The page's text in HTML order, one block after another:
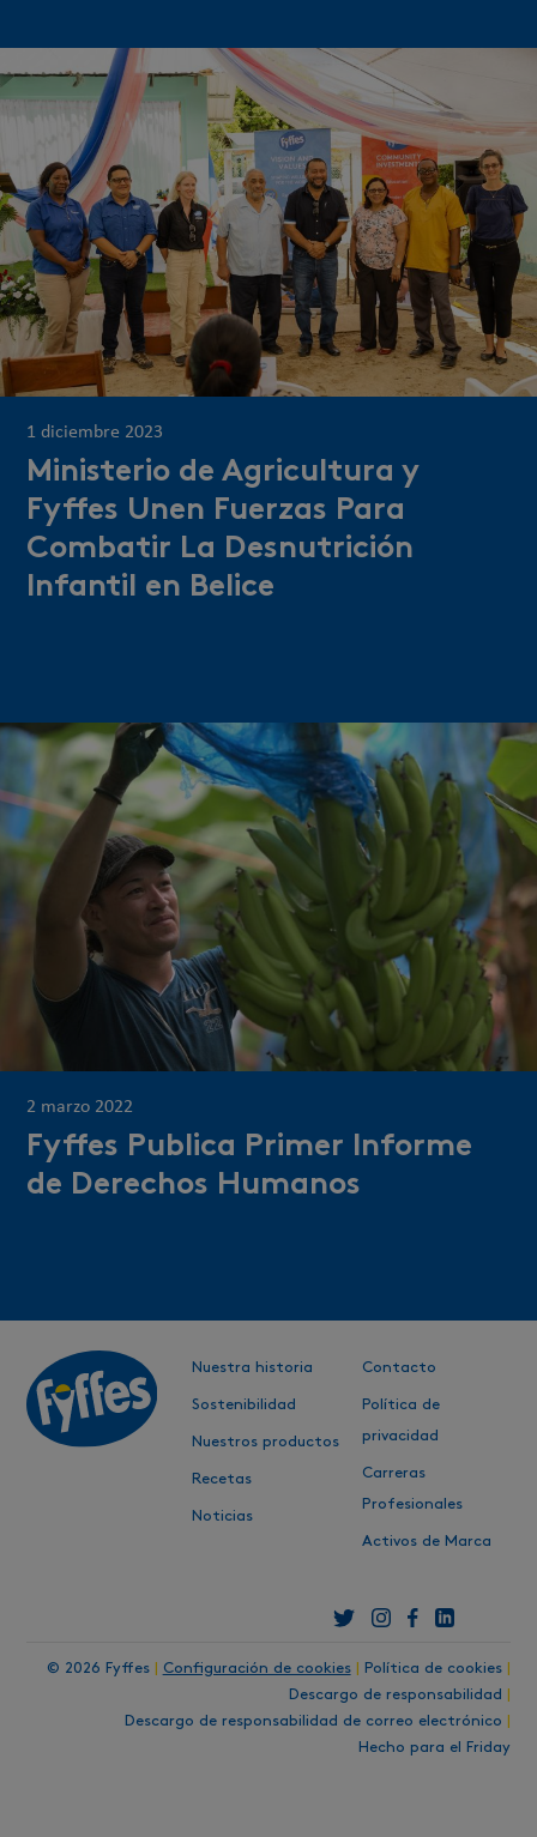
1 diciembre 2023
Ministerio de Agricultura y
Fyffes Unen Fuerzas Para
Combatir La Desnutrición
Infantil en Belice
2 marzo 2022
Fyffes Publica Primer Informe
de Derechos Humanos
Nuestra historia
Sostenibilidad
Nuestros productos
Recetas
Noticias
Contacto
Política de
privacidad
Carreras
Profesionales
Activos de Marca
© 2026 Fyffes Configuración de cookies Política de cookies
Descargo de responsabilidad
Descargo de responsabilidad de correo electrónico
Hecho para el Friday